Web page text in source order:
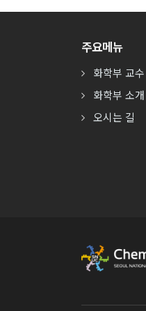
주요메뉴
화학부 교수
화학부 소개
오시는 길